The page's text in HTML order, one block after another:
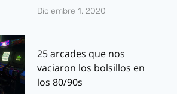
Diciembre 1, 2020
25 arcades que nos
vaciaron los bolsillos en
los 80/90s